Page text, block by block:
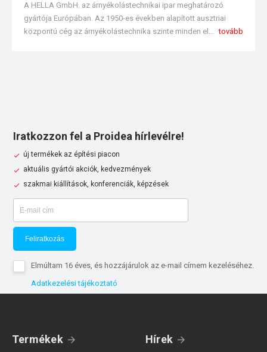
A HELLA GmbH. az árnyékolástechnikai ipar meghatározó
gyártója Európában. Az 1950-es években alapított ausztriai
központú cég az árnyékolástechnika szinte minden elemét gyártja és forgalmazza. Magyarországon a HELLA ÁNR Árnyékolástechnika Kft. az elmúlt évben a piac egyik meghatározó szereplőjévé vált. Szaktanácsadói segítségével országszerte értékesítik a középületek, újépítésű társasházak, családi házak vagy lakások árnyékolási igényeinek különböző megoldásait. tovább
Iratkozzon fel a Proidea hírlevélre!
új termékek az építési piacon
aktuális gyártói akciók, kedvezmények
szakmai kiállítások, konferenciák, képzések
Feliratkozás
Elmúltam 16 éves, és hozzájárulok az e-mail címem kezeléséhez.
Adatkezelési tájékoztató
Termékek Hírek